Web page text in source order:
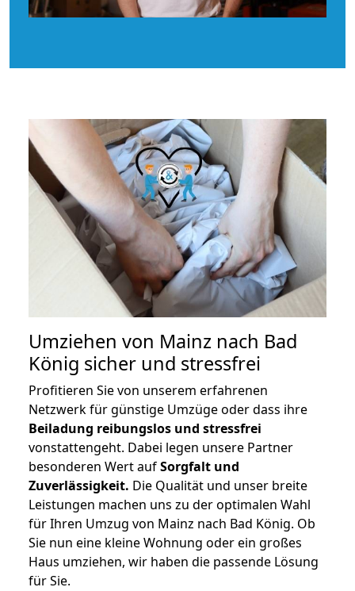
Umziehen von Mainz nach Bad
König sicher und stressfrei
Profitieren Sie von unserem erfahrenen
Netzwerk für günstige Umzüge oder dass ihre
Beiladung reibungslos und stressfrei
vonstattengeht. Dabei legen unsere Partner
besonderen Wert aufSorgfalt und
Zuverlässigkeit. Die Qualität und unser breite
Leistungen machen uns zu der optimalen Wahl
für Ihren Umzug von Mainz nach Bad König. Ob
Sie nun eine kleine Wohnung oder ein großes
Haus umziehen, wir haben die passende Lösung
für Sie.